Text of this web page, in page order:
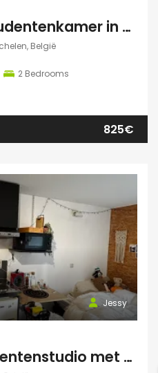
Mooie lichtrijke studentenkamer in hartje Mechelen! (46m2, 2 pers mogelijk)
België
2 Bedrooms
825€
Jessy
Gemeubelde studentenstudio met privéparking op toplocatie nabij UZ Gent en UGent